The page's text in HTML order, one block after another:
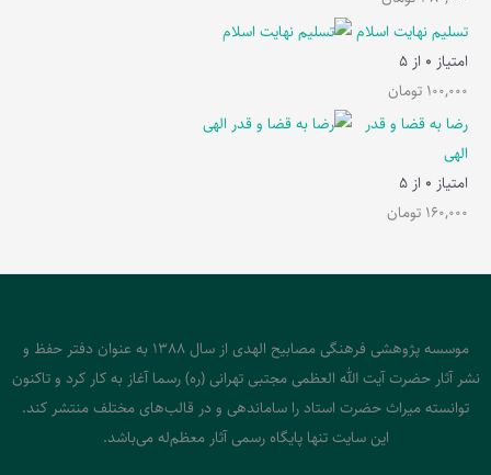
تسلیم نهایت اسلام
امتیاز 0 از 5
100,000 تومان
رضا به قضا و قدر
الهی
امتیاز 0 از 5
160,000 تومان
موسسه پژوهشی فرهنگی مصابیح الهدی از سال 1388 به عنوان دفتر حفظ و
نشر آثار حضرت آیت الله العظمی مجتبی تهرانی (ره) رسما آغاز به کار کرد و تاکنون
توانسته میراث حضرت استاد را ساماندهی و در قالب‌های مختلف منتشر کند.
این سایت تنها پایگاه رسمی آثار معظم‌له می‌باشد.